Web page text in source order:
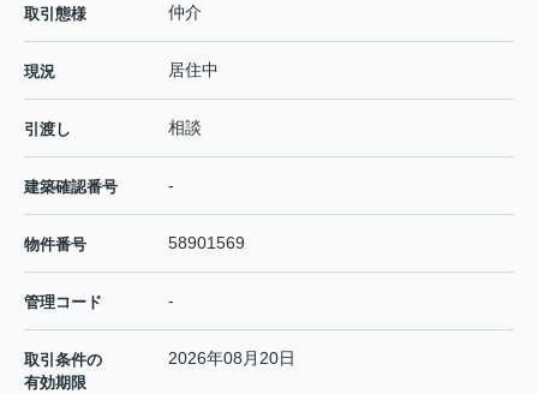
取引態様 仲介
現況 居住中
引渡し 相談
建築確認番号 -
物件番号 58901569
管理コード -
取引条件の
有効期限
2026年08月20日